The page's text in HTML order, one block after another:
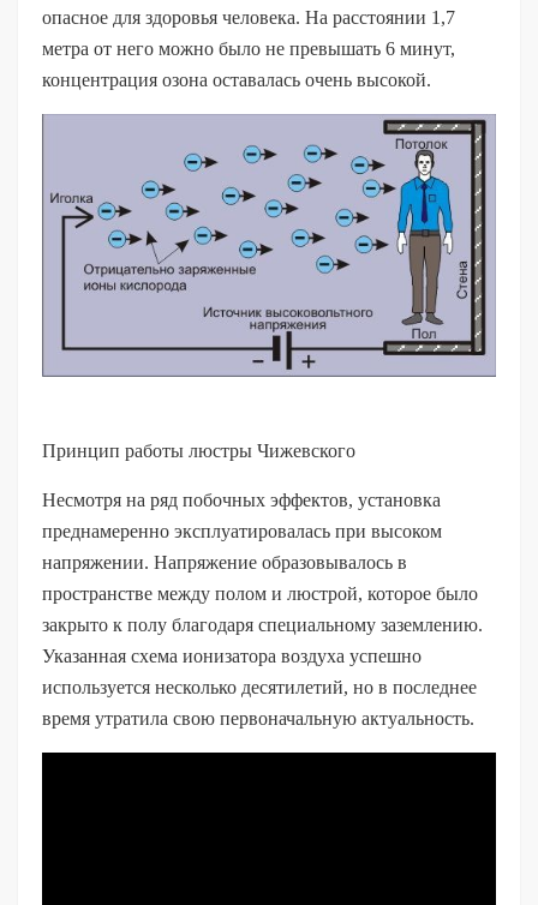
опасное для здоровья человека. На расстоянии 1,7
метра от него можно было не превышать 6 минут,
концентрация озона оставалась очень высокой.
Принцип работы люстры Чижевского
Несмотря на ряд побочных эффектов, установка
преднамеренно эксплуатировалась при высоком
напряжении. Напряжение образовывалось в
пространстве между полом и люстрой, которое было
закрыто к полу благодаря специальному заземлению.
Указанная схема ионизатора воздуха успешно
используется несколько десятилетий, но в последнее
время утратила свою первоначальную актуальность.